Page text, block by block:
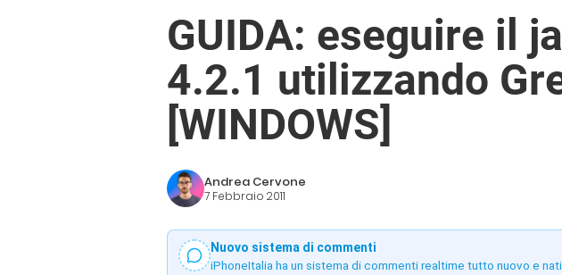
GUIDA: eseguire il
4.2.1 utilizzando
[WINDOWS]
Andrea Cervone
7 Febbraio 2011
Nuovo sistema di commenti
iPhoneItalia ha un sistema di commenti realtime tutto nuovo e